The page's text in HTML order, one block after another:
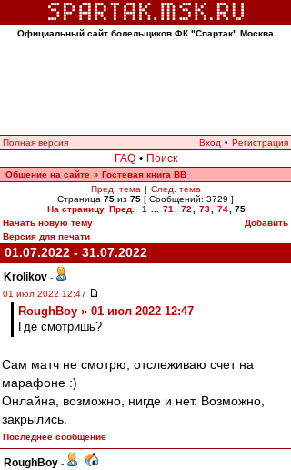
Официальный сайт болельщиков ФК "Спартак" Москва
Полная версия Вход • Регистрация
FAQ • Поиск
Общение на сайте » Гостевая книга ВВ
Пред. тема | След. тема
Страница 75 из 75 [ Сообщений: 3729 ]
На страницу Пред. 1 71 72 73 74
75
Начать новую тему
Добавить
Версия для печати
01.07.2022 - 31.07.2022
Krolikov -
01 июл 2022 12:47
RoughBoy » 01 июл 2022 12:47
Где смотришь?
Сам матч не смотрю, отслеживаю счет на
марафоне :)
Онлайна, возможно, нигде и нет. Возможно,
закрылись.
Последнее сообщение
RoughBoy -